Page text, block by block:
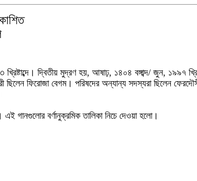
দ্বিতীয় মুদ্রণ হয়, আষাঢ়, ১৪০৪ বঙ্গাব্দ/ জুন, ১৯৯৭
ফিরোজা বেগম। পরিষদের অন্যান্য সদস্যরা ছিলেন
গানগুলোর বর্ণানুক্রমিক তালিকা নিচে দেওয়া হলো।